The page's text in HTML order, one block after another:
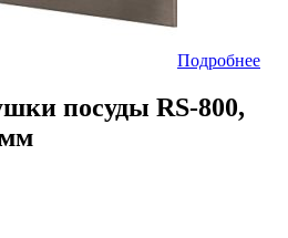
Подробнее
посуды RS-800,